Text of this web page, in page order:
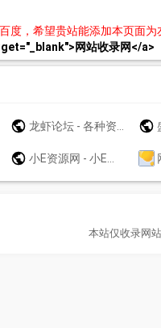
度，希望贵站能添加本页面为
网站收录网</a>
龙虾论坛 - 各种资源汇合，免费大全，互相交流，影视音乐软件游戏等
小E资源网 - 小E希望来的每个兄弟都能赚到钱
本站仅收录网